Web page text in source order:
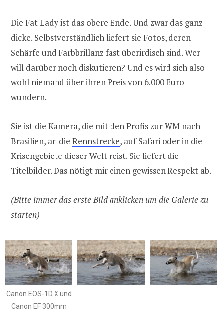
Die Fat Ladyist das obere Ende. Und zwar das ganz
dicke. Selbstverständlich liefert sie Fotos, deren
Schärfe und Farbbrillanz fast überirdisch sind. Wer
will darüber noch diskutieren? Und es wird sich also
wohl niemand über ihren Preis von 6.000 Euro
wundern.
Sie ist die Kamera, die mit den Profis zur WM nach
Brasilien, an die Rennstrecke, auf Safari oder in die
Krisengebiete dieser Welt reist. Sie liefert die
Titelbilder. Das nötigt mir einen gewissen Respekt ab.
(Bitte immer das erste Bild anklicken um die Galerie zu
starten)
Canon EOS-1D X und
Canon EF 300mm